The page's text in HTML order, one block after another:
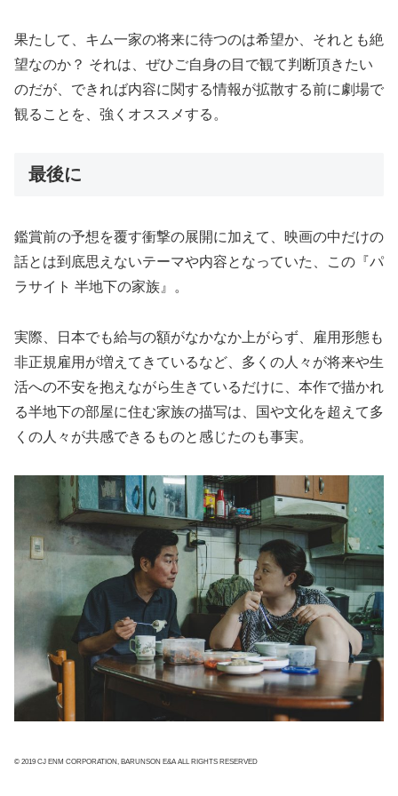
果たして、キム一家の将来に待つのは希望か、それとも絶
望なのか？ それは、ぜひご自身の目で観て判断頂きたい
のだが、できれば内容に関する情報が拡散する前に劇場で
観ることを、強くオススメする。
最後に
鑑賞前の予想を覆す衝撃の展開に加えて、映画の中だけの
話とは到底思えないテーマや内容となっていた、この『パ
ラサイト 半地下の家族』。
実際、日本でも給与の額がなかなか上がらず、雇用形態も
非正規雇用が増えてきているなど、多くの人々が将来や生
活への不安を抱えながら生きているだけに、本作で描かれ
る半地下の部屋に住む家族の描写は、国や文化を超えて多
くの人々が共感できるものと感じたのも事実。
© 2019 CJ ENM CORPORATION, BARUNSON E&A ALL RIGHTS RESERVED